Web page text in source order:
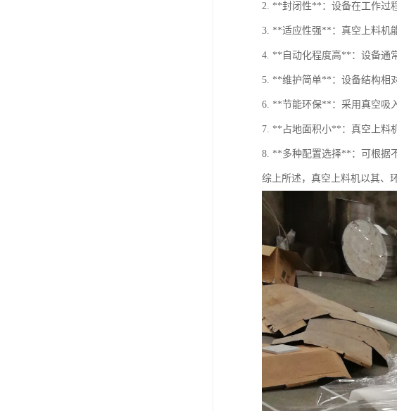
2. **封闭性**：设备在工作过
3. **适应性强**：真空上料机
4. **自动化程度高**：设备通
5. **维护简单**：设备结构相
6. **节能环保**：采用真空吸
7. **占地面积小**：真空上料
8. **多种配置选择**：可根据
综上所述，真空上料机以其、